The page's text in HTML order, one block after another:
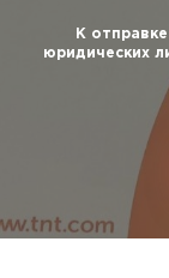
К
юридических